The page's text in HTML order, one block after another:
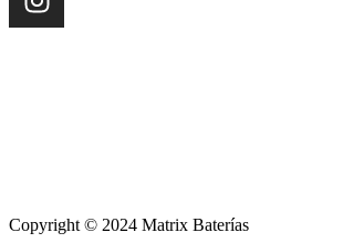
Copyright © 2024 Matrix Baterías